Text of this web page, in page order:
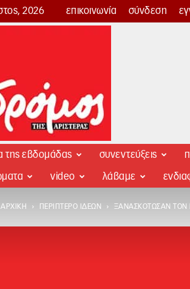
2026 επικοινωνία σύνδεση
της εβδομάδας συνεντεύξεις
video λάβαμε
ΑΡΧΙΚΉ ΠΕΡΊΠΤΕΡΟ ΙΔΕΏΝ ΞΑΝΑΣΚΌΤΩΣΑΝ ΤΟΝ